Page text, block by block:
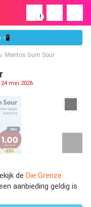
!
📲
Mentos Gum Sour
mei 2026
de Die Grenze
aanbieding geldig is